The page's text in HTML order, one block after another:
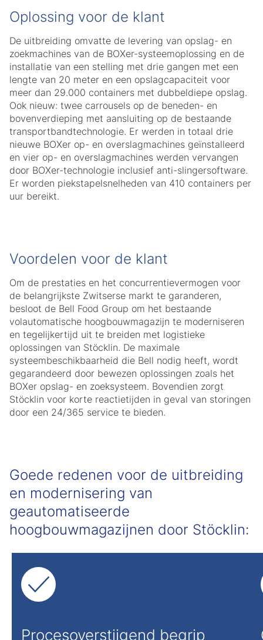
Oplossing voor de klant
De uitbreiding omvatte de levering van opslag- en
zoekmachines van de BOXer-systeemoplossing en de
installatie van een stelling met drie gangen met een
lengte van 20 meter en een opslagcapaciteit voor
meer dan 29.000 containers met dubbeldiepe opslag.
Ook nieuw: twee carrousels op de beneden- en
bovenverdieping met aansluiting op de bestaande
transportbandtechnologie. Er werden in totaal drie
nieuwe BOXer op- en overslagmachines geïnstalleerd
en vier op- en overslagmachines werden vervangen
door BOXer-technologie inclusief anti-slingersoftware.
Er worden piekstapelsnelheden van 410 containers per
uur bereikt.
Voordelen voor de klant
Om de prestaties en het concurrentievermogen voor
de belangrijkste Zwitserse markt te garanderen,
besloot de Bell Food Group om het bestaande
volautomatische hoogbouwmagazijn te moderniseren
en tegelijkertijd uit te breiden met logistieke
oplossingen van Stöcklin. De maximale
systeembeschikbaarheid die Bell nodig heeft, wordt
gegarandeerd door bewezen oplossingen zoals het
BOXer opslag- en zoeksysteem. Bovendien zorgt
Stöcklin voor korte reactietijden in geval van storingen
door een 24/365 service te bieden.
Goede redenen voor de uitbreiding
en modernisering van
geautomatiseerde
hoogbouwmagazijnen door Stöcklin:
Procesoverstijgend begrip